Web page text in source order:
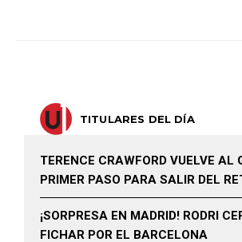
TITULARES DEL DÍA
TERENCE CRAWFORD VUELVE AL
PRIMER PASO PARA SALIR DEL
¡SORPRESA EN MADRID! RODRI
FICHAR POR EL BARCELONA